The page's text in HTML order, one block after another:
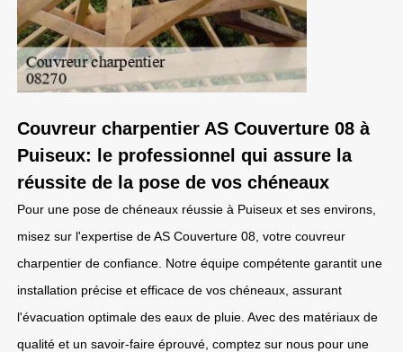
Couvreur charpentier AS Couverture 08 à
Puiseux: le professionnel qui assure la
réussite de la pose de vos chéneaux
Pour une pose de chéneaux réussie à Puiseux et ses environs,
misez sur l'expertise de AS Couverture 08, votre couvreur
charpentier de confiance. Notre équipe compétente garantit une
installation précise et efficace de vos chéneaux, assurant
l'évacuation optimale des eaux de pluie. Avec des matériaux de
qualité et un savoir-faire éprouvé, comptez sur nous pour une